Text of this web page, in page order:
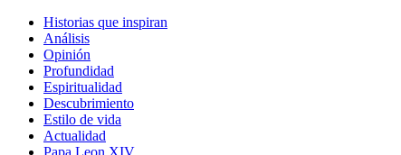
Historias que inspiran
Análisis
Opinión
Profundidad
Espiritualidad
Descubrimiento
Estilo de vida
Actualidad
Papa Leon XIV